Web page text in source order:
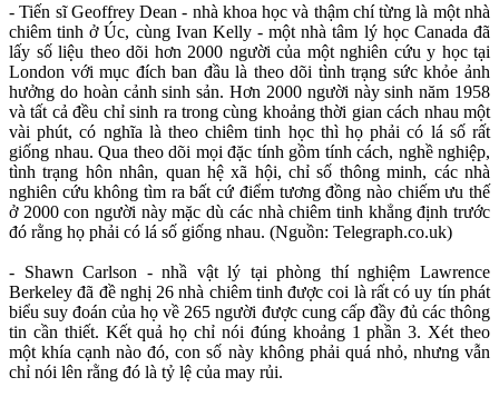
- Tiến sĩ Geoffrey Dean - nhà khoa học và thậm chí từng là một nhà
chiêm tinh ở Úc, cùng Ivan Kelly - một nhà tâm lý học Canada đã
lấy số liệu theo dõi hơn 2000 người của một nghiên cứu y học tại
London với mục đích ban đầu là theo dõi tình trạng sức khỏe ảnh
hưởng do hoàn cảnh sinh sản. Hơn 2000 người này sinh năm 1958
và tất cả đều chỉ sinh ra trong cùng khoảng thời gian cách nhau một
vài phút, có nghĩa là theo chiêm tinh học thì họ phải có lá số rất
giống nhau. Qua theo dõi mọi đặc tính gồm tính cách, nghề nghiệp,
tình trạng hôn nhân, quan hệ xã hội, chỉ số thông minh, các nhà
nghiên cứu không tìm ra bất cứ điểm tương đồng nào chiếm ưu thế
ở 2000 con người này mặc dù các nhà chiêm tinh khẳng định trước
đó rằng họ phải có lá số giống nhau. (Nguồn: Telegraph.co.uk)
- Shawn Carlson - nhầ vật lý tại phòng thí nghiệm Lawrence
Berkeley đã đề nghị 26 nhà chiêm tinh được coi là rất có uy tín phát
biểu suy đoán của họ về 265 người được cung cấp đầy đủ các thông
tin cần thiết. Kết quả họ chỉ nói đúng khoảng 1 phần 3. Xét theo
một khía cạnh nào đó, con số này không phải quá nhỏ, nhưng vẫn
chỉ nói lên rằng đó là tỷ lệ của may rủi.